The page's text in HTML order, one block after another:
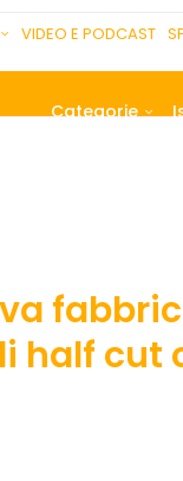
VIDEO E PODCAST
Categorie
half cut